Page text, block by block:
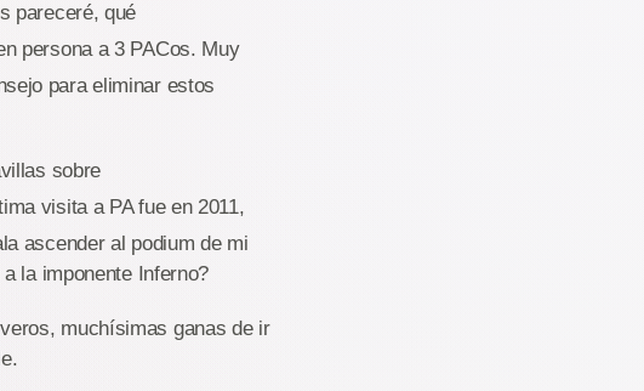
pareceré, qué
persona a 3 PACos. Muy
para eliminar estos
sobre
visita a PA fue en 2011,
ascender al podium de mi
la imponente Inferno?
muchísimas ganas de ir